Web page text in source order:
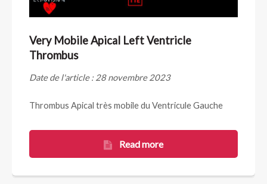
Very Mobile Apical Left Ventricle
Thrombus
Date de l'article : 28 novembre 2023
Thrombus Apical très mobile du Ventricule Gauche
Read more